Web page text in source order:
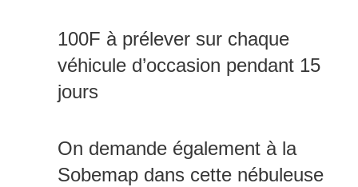
100F à prélever sur chaque
véhicule d’occasion pendant 15
jours
On demande également à la
Sobemap dans cette nébuleuse